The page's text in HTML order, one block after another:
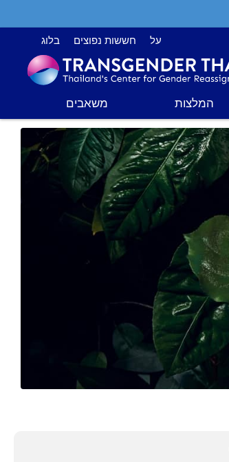
על חששות נפוצים בלוג
המלצות משאבים